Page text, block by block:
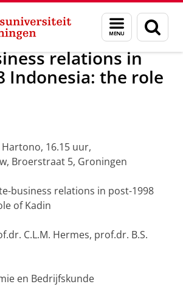
Menu
en
zoeken
Nieuws Nieuwsberichten
relations in
Indonesia: the role
16.15 uur,
Broerstraat 5, Groningen
business relations in post-1998
of Kadin
C.L.M. Hermes, prof.dr. B.S.
en Bedrijfskunde